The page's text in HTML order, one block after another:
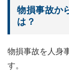
物損事故か
は？
物損事故を人身
す。